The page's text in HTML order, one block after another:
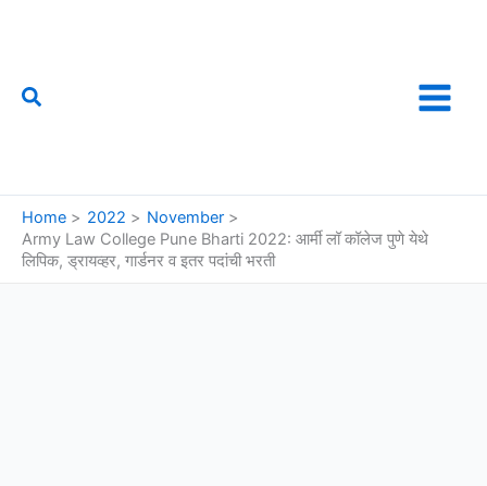
Search
Home 2022
November
Army Law College Pune Bharti 2022: आर्मी लॉ कॉलेज पुणे येथे
लिपिक, ड्रायव्हर, गार्डनर व इतर पदांची भरती